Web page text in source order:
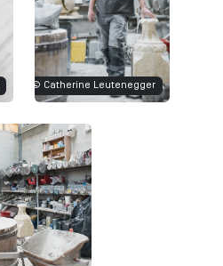
© Catherine Leutenegger